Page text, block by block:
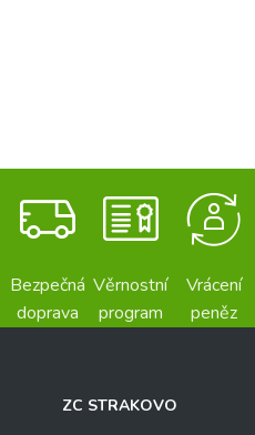
Bezpečná
doprava
Věrnostní
program
Vrácení
peněz
ZC STRAKOVO